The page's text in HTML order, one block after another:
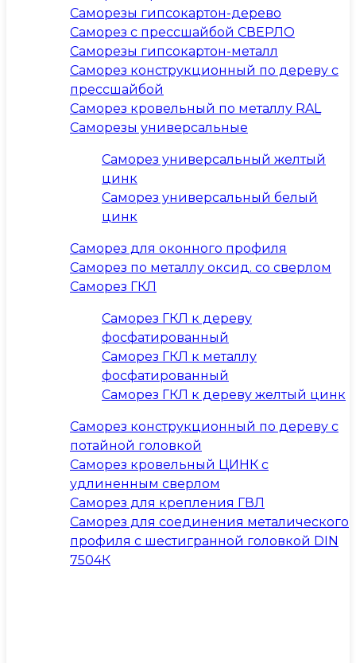
Саморезы гипсокартон-дерево
Саморез с прессшайбой СВЕРЛО
Саморезы гипсокартон-металл
Саморез конструкционный по дереву с
прессшайбой
Саморез кровельный по металлу RAL
Саморезы универсальные
Саморез универсальный желтый
цинк
Саморез универсальный белый
цинк
Саморез для оконного профиля
Саморез по металлу оксид. со сверлом
Саморез ГКЛ
Саморез ГКЛ к дереву
фосфатированный
Саморез ГКЛ к металлу
фосфатированный
Саморез ГКЛ к дереву желтый цинк
Саморез конструкционный по дереву с
потайной головкой
Саморез кровельный ЦИНК с
удлиненным сверлом
Саморез для крепления ГВЛ
Саморез для соединения металического
профиля с шестигранной головкой DIN
7504К